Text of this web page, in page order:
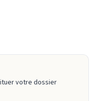
votre dossier